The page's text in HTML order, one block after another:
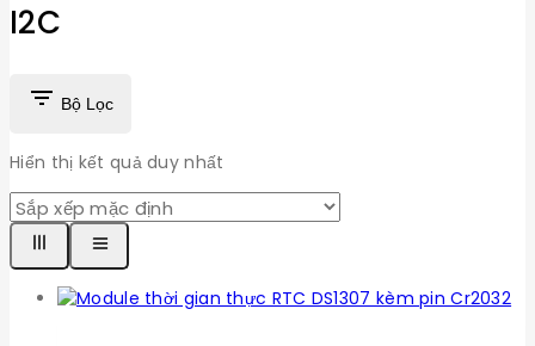
I2C
Bộ Lọc
Hiển thị kết quả duy nhất